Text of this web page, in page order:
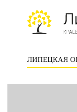
Skip to main
ЛИПЕЦКАЯ